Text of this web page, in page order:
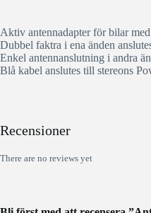
Aktiv antennadapter för bilar
Dubbel faktra i ena änden
Enkel antennanslutning i andra
Blå kabel anslutes till stereons
Recensioner
There are no reviews yet